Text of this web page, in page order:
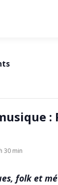
:
30 min
folk et